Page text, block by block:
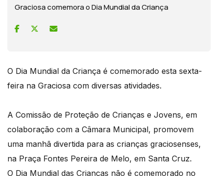
Graciosa comemora o Dia Mundial da Criança
O Dia Mundial da Criança é comemorado esta sexta-
feira na Graciosa com diversas atividades.
A Comissão de Proteção de Crianças e Jovens, em
colaboração com a Câmara Municipal, promovem
uma manhã divertida para as crianças graciosenses,
na Praça Fontes Pereira de Melo, em Santa Cruz.
O Dia Mundial das Crianças não é comemorado no